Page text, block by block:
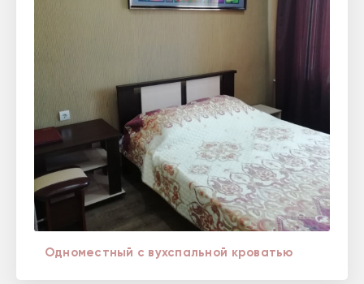
Одноместный с вухспальной кроватью